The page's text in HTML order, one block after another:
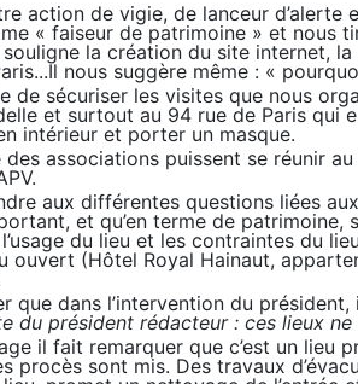
action de vigie, de lanceur
« faiseur de patrimoine » et nous
souligne la création du site internet,
nous suggère même : «
de sécuriser les visites que nous
et surtout au 94 rue de Paris
intérieur et porter un masque.
associations puissent se réunir
aux différentes questions liées
et qu’en terme de patrimoine,
du lieu et les contraintes du
ouvert (Hôtel Royal Hainaut,
que dans l’intervention du
du président rédacteur : ces lieux
il fait remarquer que c’est un lieu
procès sont mis. Des travaux